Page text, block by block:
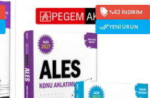
%43 İNDIRIM
YENI ÜRÜN